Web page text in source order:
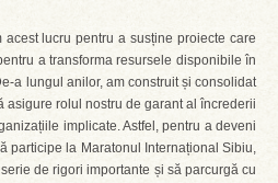
lucru pentru a susține proiecte care
a transforma resursele disponibile în
a lungul anilor, am construit și consolidat
asigure rolul nostru de garant al încrederii
implicate. Astfel, pentru a deveni
participe la Maratonul Internațional Sibiu,
de rigori importante și să parcurgă cu